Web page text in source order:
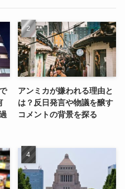
アンミカが嫌われる理由と
は？反日発言や物議を醸す
コメントの背景を探る